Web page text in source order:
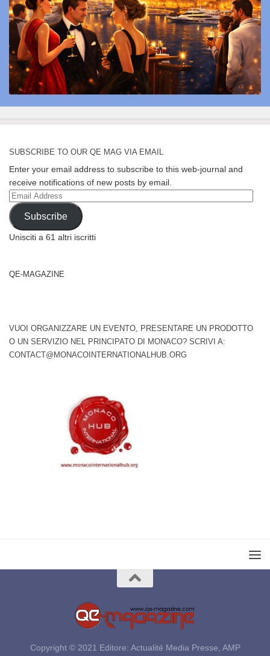
SUBSCRIBE TO OUR QE MAG VIA EMAIL
Enter your email address to subscribe to this web-journal and
receive notifications of new posts by email.
Email
Address
Subscribe
Unisciti a 61 altri iscritti
QE-MAGAZINE
VUOI ORGANIZZARE UN EVENTO, PRESENTARE UN PRODOTTO
O UN SERVIZIO NEL PRINCIPATO DI MONACO? SCRIVI A:
CONTACT@MONACOINTERNATIONALHUB.ORG
Copyright © 2021 Editore: Actualité Media Presse, AMP